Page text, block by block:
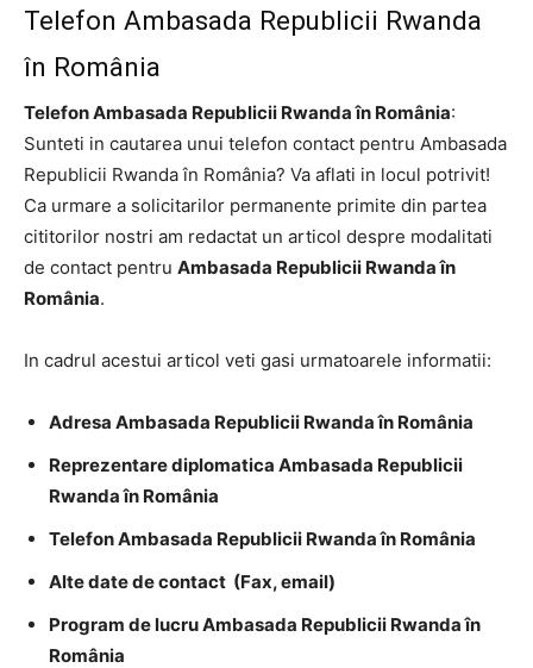
Telefon Ambasada Republicii Rwanda
în România
Telefon Ambasada Republicii Rwanda în România:
Sunteti in cautarea unui telefon contact pentru Ambasada
Republicii Rwanda în România? Va aflati in locul potrivit!
Ca urmare a solicitarilor permanente primite din partea
cititorilor nostri am redactat un articol despre modalitati
de contact pentru Ambasada Republicii Rwanda în
România.
In cadrul acestui articol veti gasi urmatoarele informatii:
Adresa Ambasada Republicii Rwanda în România
Reprezentare diplomatica Ambasada Republicii
Rwanda în România
Telefon Ambasada Republicii Rwanda în România
Alte date de contact (Fax, email)
Program de lucru Ambasada Republicii Rwanda în
România